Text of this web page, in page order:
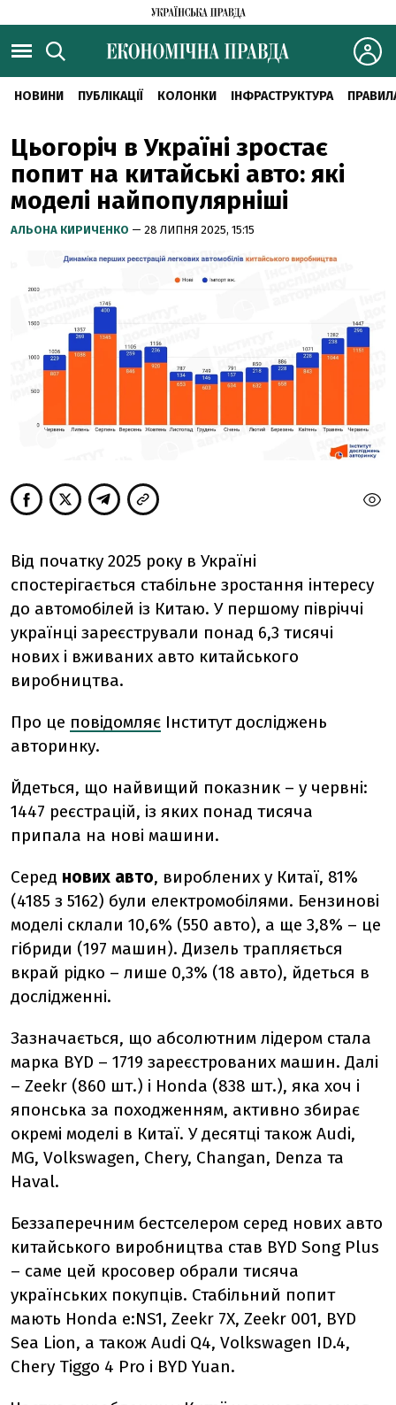
НОВИНИ ПУБЛІКАЦІЇ КОЛОНКИ ІНФРАСТРУКТУРА
Цьогоріч в Україні зростає
попит на китайські авто: які
моделі найпопулярніші
АЛЬОНА КИРИЧЕНКО — 28 ЛИПНЯ 2025, 15:15
Від початку 2025 року в Україні
спостерігається стабільне зростання інтересу
до автомобілей із Китаю. У першому півріччі
українці зареєстрували понад 6,3 тисячі
нових і вживаних авто китайського
виробництва.
Про це повідомляє Інститут досліджень
авторинку.
Йдеться, що найвищий показник – у червні:
1447 реєстрацій, із яких понад тисяча
припала на нові машини.
Серед нових авто, вироблених у Китаї, 81%
(4185 з 5162) були електромобілями. Бензинові
моделі склали 10,6% (550 авто), а ще 3,8% – це
гібриди (197 машин). Дизель трапляється
вкрай рідко – лише 0,3% (18 авто), йдеться в
дослідженні.
Зазначається, що абсолютним лідером стала
марка BYD – 1719 зареєстрованих машин. Далі
– Zeekr (860 шт.) і Honda (838 шт.), яка хоч і
японська за походженням, активно збирає
окремі моделі в Китаї. У десятці також Audi,
MG, Volkswagen, Chery, Changan, Denza та
Haval.
Беззаперечним бестселером серед нових авто
китайського виробництва став BYD Song Plus
– саме цей кросовер обрали тисяча
українських покупців. Стабільний попит
мають Honda e:NS1, Zeekr 7X, Zeekr 001, BYD
Sea Lion, а також Audi Q4, Volkswagen ID.4,
Chery Tiggo 4 Pro і BYD Yuan.